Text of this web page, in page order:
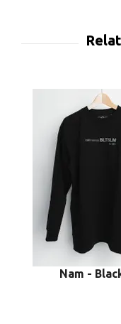
Nam -